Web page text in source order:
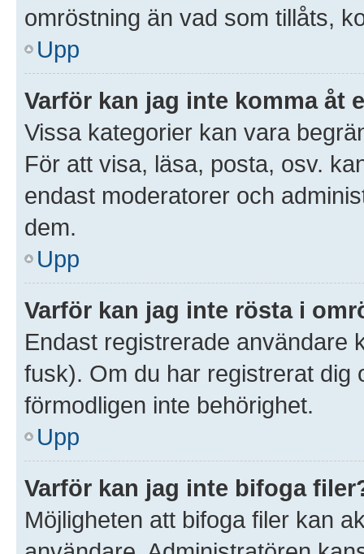
omröstning än vad som tillåts,
Upp
Varför kan jag inte komma åt
Vissa kategorier kan vara
För att visa, läsa, posta, osv.
endast moderatorer och
dem.
Upp
Varför kan jag inte rösta i
Endast registrerade användare
fusk). Om du har registrerat dig
förmodligen inte behörighet.
Upp
Varför kan jag inte bifoga
Möjligheten att bifoga filer kan